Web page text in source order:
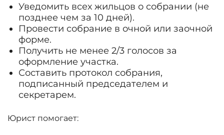
Уведомить всех жильцов о собрании (не
позднее чем за 10 дней).
Провести собрание в очной или заочной
форме.
Получить не менее 2/3 голосов за
оформление участка.
Составить протокол собрания,
подписанный председателем и
секретарем.
Юрист помогает: